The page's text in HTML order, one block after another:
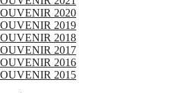
2020
2019
2018
2017
2016
2015